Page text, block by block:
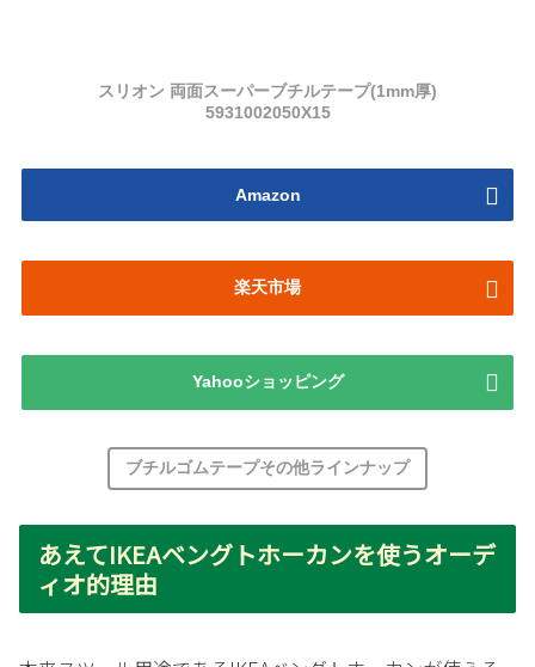
スリオン 両面スーパーブチルテープ(1mm厚)
5931002050X15
Amazon
楽天市場
Yahooショッピング
ブチルゴムテープその他ラインナップ
あえてIKEAベングトホーカンを使うオーデ
ィオ的理由